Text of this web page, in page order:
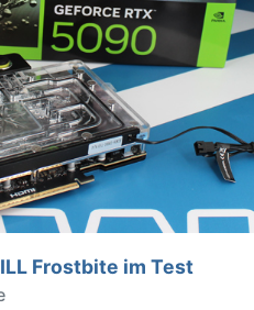
Frostbite im Test